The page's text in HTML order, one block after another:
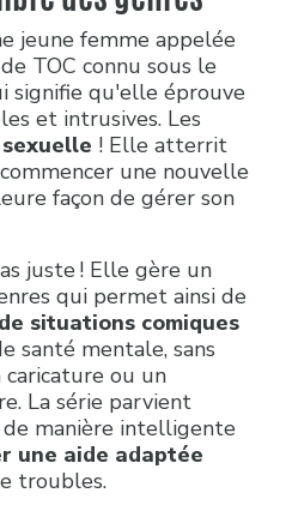
jeune femme appelée
TOC connu sous le
signifie qu'elle éprouve
et intrusives. Les
sexuelle ! Elle atterrit
une nouvelle
façon de gérer son
juste ! Elle gère un
qui permet ainsi de
situations comiques
santé mentale, sans
ou un
La série parvient
manière intelligente
une aide adaptée
troubles.